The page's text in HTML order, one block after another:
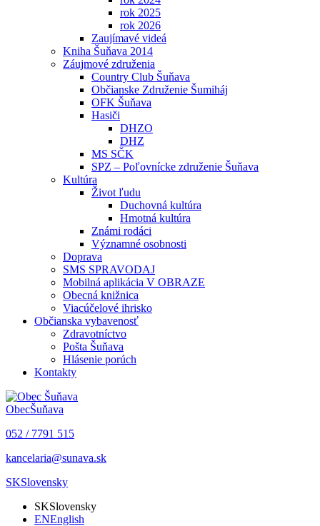
rok 2025
rok 2026
Zaujímavé videá
Kniha Šuňava 2014
Záujmové združenia
Country Club Šuňava
Občianske Združenie Šumiháj
OFK Šuňava
Hasiči
DHZO
DHZ
MS SČK
SPZ – Poľovnícke združenie Šuňava
Kultúra
Život ľudu
Duchovná kultúra
Hmotná kultúra
Známi rodáci
Významné osobnosti
Doprava
SMS SPRAVODAJ
Mobilná aplikácia V OBRAZE
Obecná knižnica
Viacúčelové ihrisko
Občianska vybavenosť
Zdravotníctvo
Pošta Šuňava
Hlásenie porúch
Kontakty
ObecŠuňava
052 / 7791 515
kancelaria@sunava.sk
SKSlovensky
SKSlovensky
ENEnglish